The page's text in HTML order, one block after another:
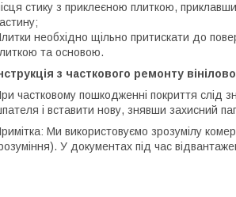
стику з приклеєною плиткою,
необхідно щільно притискати до
та основою.
з часткового ремонту
частковому пошкодженні покриття слід
і вставити нову, знявши захисний
Ми використовуємо зрозумілу
У документах під час